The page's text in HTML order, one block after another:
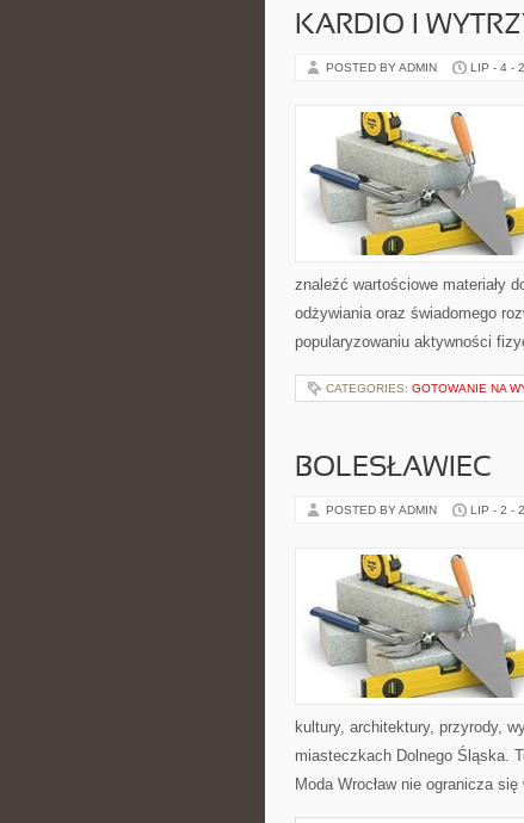
KARDIO I
POSTED BY ADMIN LIP - 4 -
znaleźć wartościowe materiały
odżywiania oraz świadomego
popularyzowaniu aktywności
CATEGORIES: GOTOWANIE NA
BOLESŁAWIEC
POSTED BY ADMIN LIP - 2 -
kultury, architektury, przyrody,
miasteczkach Dolnego Śląska.
Moda Wrocław nie ogranicza